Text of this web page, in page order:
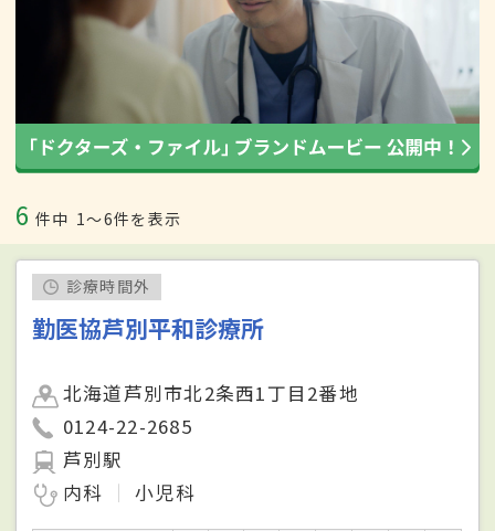
6 件中 1〜6件を表示
診療時間外
勤医協芦別平和診療所
北海道芦別市北2条西1丁目2番地
0124-22-2685
芦別駅
内科
小児科